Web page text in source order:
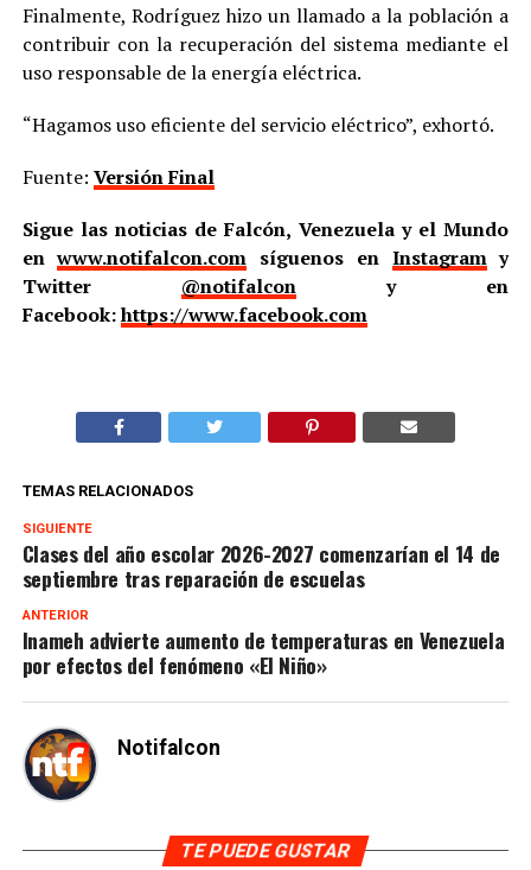
Finalmente, Rodríguez hizo un llamado a la población a
contribuir con la recuperación del sistema mediante el
uso responsable de la energía eléctrica.
“Hagamos uso eficiente del servicio eléctrico”, exhortó.
Fuente: Versión Final
Sigue las noticias de Falcón, Venezuela y el Mundo
enwww.notifalcon.com síguenos en Instagramy
Twitter @notifalcony en
Facebook:https://www.facebook.com
TEMAS RELACIONADOS
SIGUIENTE
Clases del año escolar 2026-2027 comenzarían el 14 de
septiembre tras reparación de escuelas
ANTERIOR
Inameh advierte aumento de temperaturas en Venezuela
por efectos del fenómeno «El Niño»
Notifalcon
TE PUEDE GUSTAR